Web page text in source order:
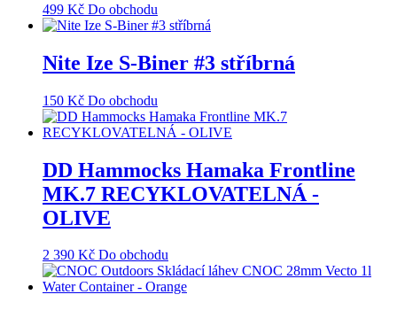
499 Kč Do obchodu
Nite Ize S-Biner #3 stříbrná
150 Kč Do obchodu
DD Hammocks Hamaka Frontline
MK.7 RECYKLOVATELNÁ -
OLIVE
2 390 Kč Do obchodu